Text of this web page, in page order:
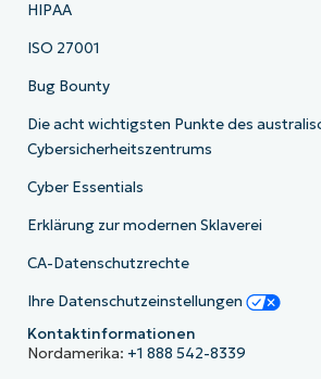
HIPAA
ISO 27001
Bug Bounty
Die acht wichtigsten Punkte des
Cybersicherheitszentrums
Cyber Essentials
Erklärung zur modernen Sklaverei
CA-Datenschutzrechte
Ihre Datenschutzeinstellungen
Kontaktinformationen
Nordamerika: +1 888 542-8339